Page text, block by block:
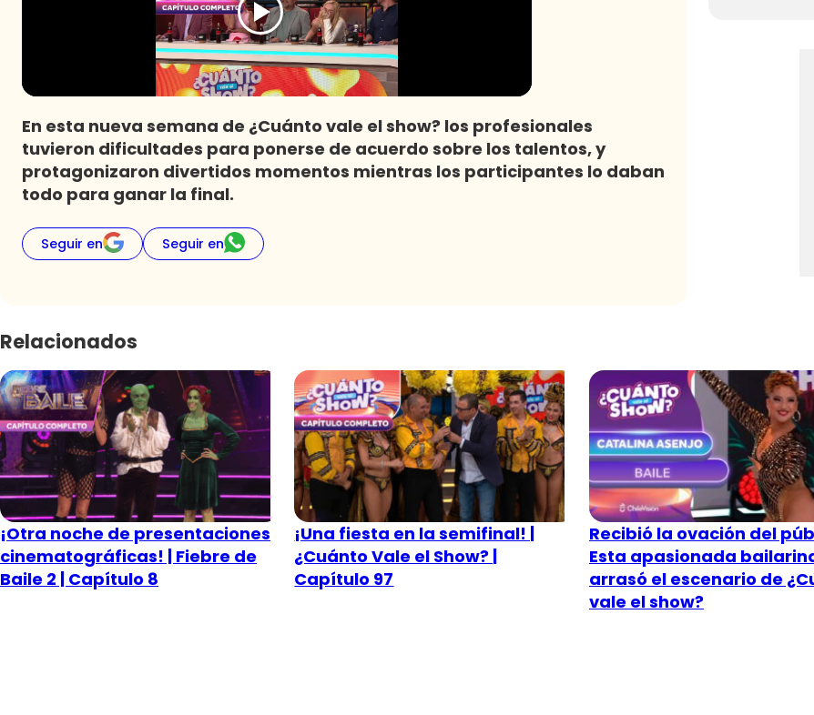
En esta nueva semana de ¿Cuánto vale el show? los profesionales
tuvieron dificultades para ponerse de acuerdo sobre los talentos, y
protagonizaron divertidos momentos mientras los participantes lo daban
todo para ganar la final.
Seguir en Seguir en
Relacionados
¡Otra noche de presentaciones
cinematográficas! | Fiebre de
Baile 2 | Capítulo 8
¡Una fiesta en la semifinal! |
¿Cuánto Vale el Show? |
Capítulo 97
Recibió la ovación del
Esta apasionada
arrasó el escenario de
vale el show?